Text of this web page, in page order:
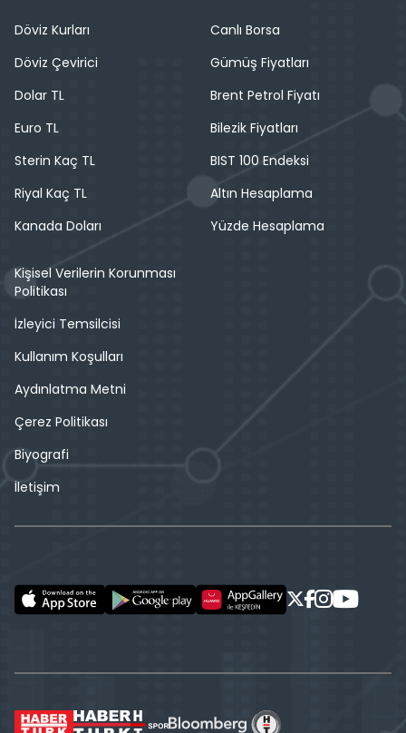
Döviz Kurları
Döviz Çevirici
Dolar TL
Euro TL
Sterin Kaç TL
Riyal Kaç TL
Kanada Doları
Canlı Borsa
Gümüş Fiyatları
Brent Petrol Fiyatı
Bilezik Fiyatları
BIST 100 Endeksi
Altın Hesaplama
Yüzde Hesaplama
Kişisel Verilerin Korunması
Politikası
İzleyici Temsilcisi
Kullanım Koşulları
Aydınlatma Metni
Çerez Politikası
Biyografi
İletişim